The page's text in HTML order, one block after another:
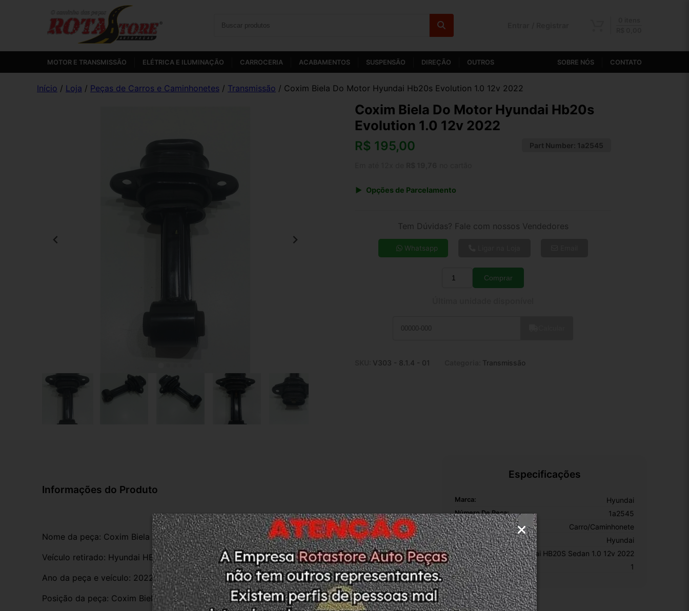
MOTOR E TRANSMISSÃO ELÉTRICA E ILUMINAÇÃO CARROCERIA ACABAMENTOS SUSPENSÃO DIREÇÃO OUTROS SOBRE NÓS CONTATO
Início / Loja / Peças de Carros e Caminhonetes / Transmissão / Coxim Biela Do Motor Hyundai Hb20s Evolution 1.0 12v 2022
Coxim Biela Do Motor Hyundai Hb20s
Evolution 1.0 12v 2022
R$ 195,00 Part Number: 1a2545
Opções de Parcelamento
7x de R$ 31,96
9x de R$ 25,50
Tem Dúvidas? Fale com nossos Vendedores
Whatsapp
Quantidade
Comprar
V303 - 8.1.4 - 01 Transmissão
Informações do Produto
Nome da peça: Coxim Biela
Veículo retirado: Hyundai HB20S Sedan 1.0 12v
Ano da peça e veículo: 2022
Posição da peça: Coxim Biela Do Motor
Especificações
Marca: Hyundai
Número De Peça: 1a2545
Tipo De Veículo: Carro/Caminhonete
OEM: Hyundai
Modelo: Hyundai HB20S Sedan 1.0 12v 2022
SKU: 1